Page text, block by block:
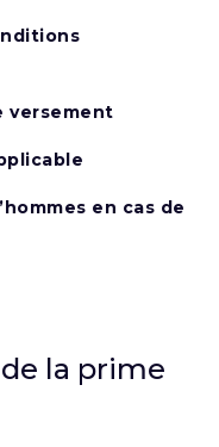
versement
en cas de
la prime